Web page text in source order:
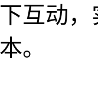
互动
。